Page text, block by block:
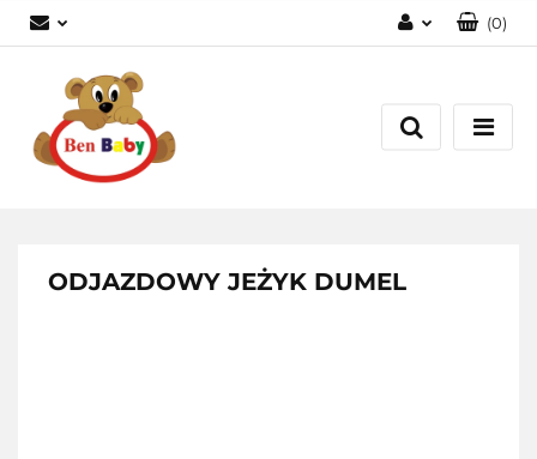
Zarejestruj się
Dodaj zgłoszenie
(0)
ODJAZDOWY JEŻYK DUMEL